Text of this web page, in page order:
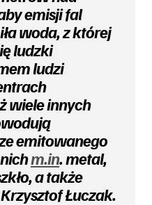
emisji fal
woda, z której
ludzki
ludzi
wiele innych
emitowanego
m.in. metal,
a także
Łuczak.